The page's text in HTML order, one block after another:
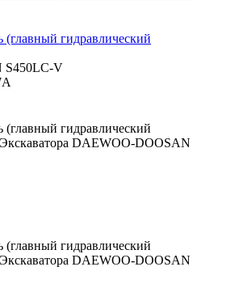
(главный гидравлический
S450LC-V
(главный гидравлический
Экскаватора DAEWOO-DOOSAN
(главный гидравлический
Экскаватора DAEWOO-DOOSAN